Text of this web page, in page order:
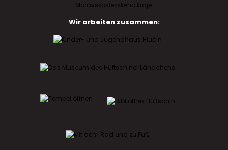
Wir arbeiten zusammen: